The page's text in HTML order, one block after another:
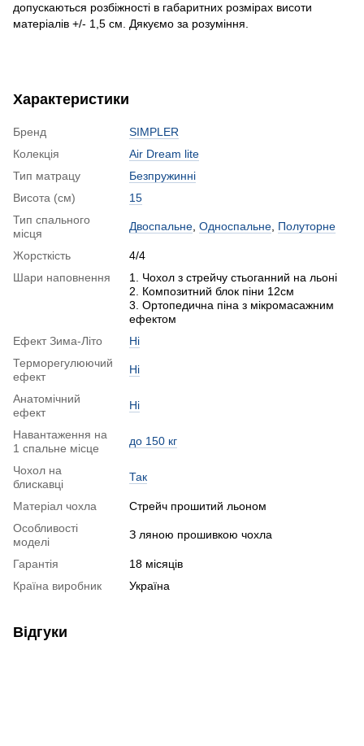
допускаються розбіжності в габаритних розмірах висоти
матеріалів +/- 1,5 см. Дякуємо за розумiння.
Характеристики
Бренд
SIMPLER
Колекція
Air Dream lite
Тип матрацу
Безпружинні
Висота (см)
15
Тип спального
місця
Двоспальне, Односпальне, Полуторне
Жорсткість
4/4
Шари наповнення
1. Чохол з стрейчу стьоганний на льоні
2. Композитний блок піни 12см
3. Ортопедична піна з мікромасажним
ефектом
Ефект Зима-Літо
Ні
Терморегулюючий
ефект
Ні
Анатомічний
ефект
Ні
Навантаження на
1 спальне місце
до 150 кг
Чохол на
блискавці
Так
Матеріал чохла
Стрейч прошитий льоном
Особливості
моделі
З ляною прошивкою чохла
Гарантія
18 місяців
Країна виробник
Україна
Відгуки